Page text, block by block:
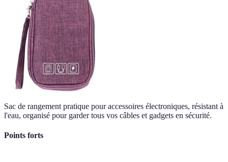
Sac de rangement pratique pour accessoires électroniques, résistant à
l'eau, organisé pour garder tous vos câbles et gadgets en sécurité.
Points forts